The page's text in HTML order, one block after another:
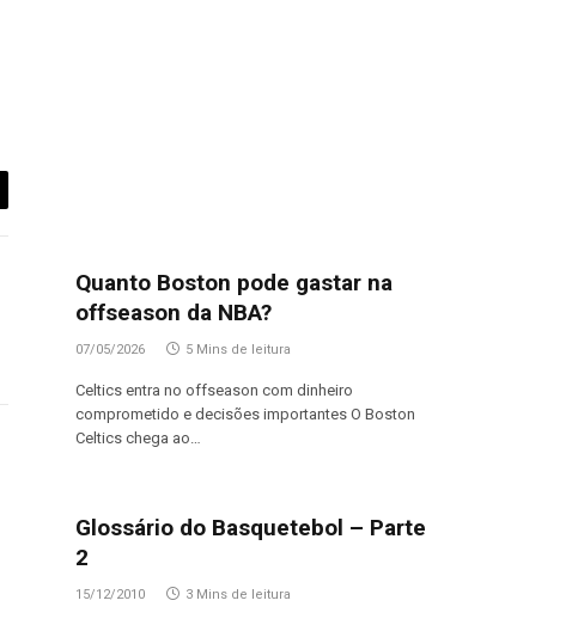
Quanto Boston pode gastar na
offseason da NBA?
07/05/2026 5 Mins de leitura
Celtics entra no offseason com dinheiro
comprometido e decisões importantes O Boston
Celtics chega ao…
Glossário do Basquetebol – Parte
2
15/12/2010 3 Mins de leitura